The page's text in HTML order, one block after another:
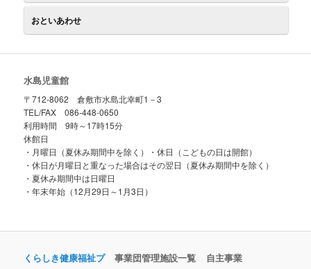
おといあわせ
水島児童館
〒712-8062 倉敷市水島北幸町1－3
TEL/FAX 086-448-0650
利用時間 9時～17時15分
休館日
・月曜日（夏休み期間中を除く）・休日（こどもの日は開館）
・休日が月曜日と重なった場合はその翌日（夏休み期間中を除く）
・夏休み期間中は日曜日
・年末年始（12月29日～1月3日）
くらしき健康福祉プ
事業団管理施設一覧
自主事業